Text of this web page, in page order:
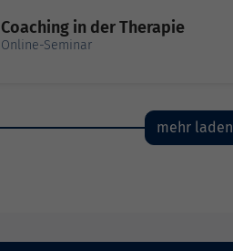
Coaching in der Therapie
Online-Seminar
mehr laden